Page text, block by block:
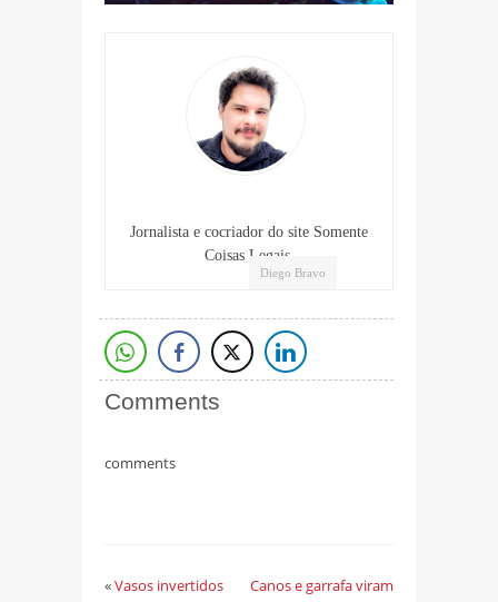
Diego Bravo
Jornalista e cocriador do site Somente
Coisas Legais.
Comments
comments
«Vasos invertidos
Canos e garrafa viram